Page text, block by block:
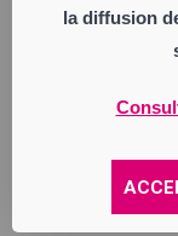
la diffusion